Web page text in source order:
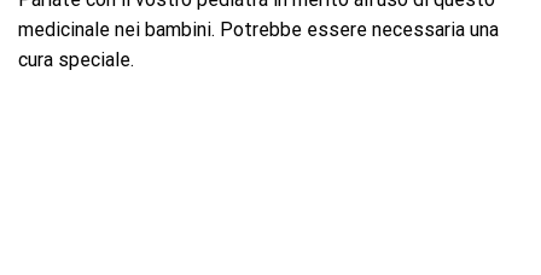
medicinale nei bambini. Potrebbe essere necessaria una
cura speciale.